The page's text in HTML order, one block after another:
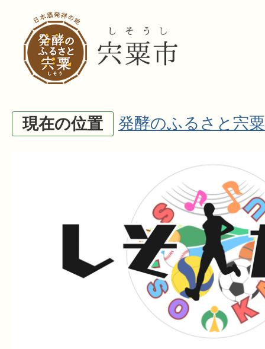
現在の位置 発酵のふるさと宍粟